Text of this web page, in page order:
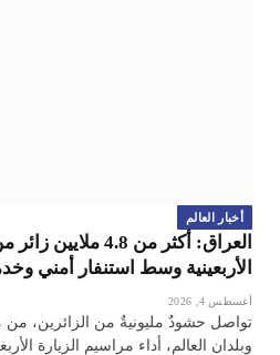
أخبار العالم
العراق: أكثر من 4.8
الأربعينية وسط استنفار أمني
أغسطس 4, 2026
تواصل حشودٌ مليونيةٌ من الزائرين، من
وبلدان العالم، أداء مراسيم الزيارة